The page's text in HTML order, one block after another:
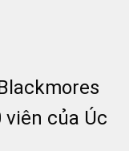
viên của Úc